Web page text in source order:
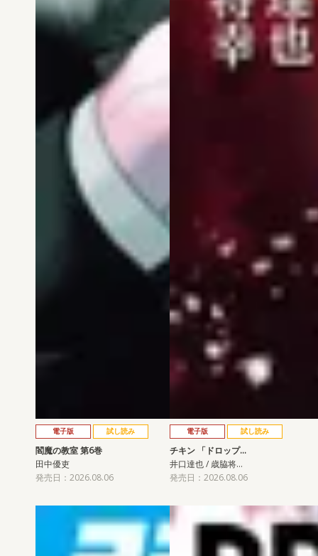
電子版 試し読み
閻魔の教室 第6巻
田中優吏
発売日：2026.08.06
電子版 試し読み
チキン 「ドロップ…
井口達也 / 歳脇将…
発売日：2026.08.06